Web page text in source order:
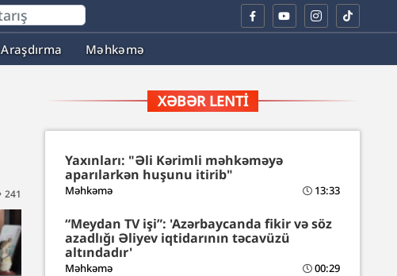
Araşdırma Məhkəmə
241
XƏBƏR LENTI
Yaxınları: "Əli Kərimli məhkəməyə
aparılarkən huşunu itirib"
Məhkəmə 13:33
“Meydan TV işi”: 'Azərbaycanda fikir və söz
azadlığı Əliyev iqtidarının təcavüzü
altındadır'
Məhkəmə 00:29